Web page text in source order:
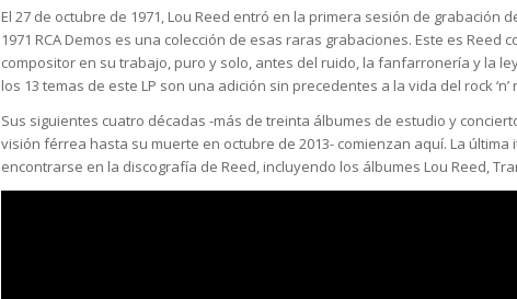
El 27 de octubre de 1971, Lou Reed entró en la primera sesión de grabación
1971 RCA Demos es una colección de esas raras grabaciones. Este es Reed
compositor en su trabajo, puro y solo, antes del ruido, la fanfarronería y la
los 13 temas de este LP son una adición sin precedentes a la vida del rock ‘n’
Sus siguientes cuatro décadas -más de treinta álbumes de estudio y
visión férrea hasta su muerte en octubre de 2013- comienzan aquí. La
encontrarse en la discografía de Reed, incluyendo los álbumes Lou Reed,